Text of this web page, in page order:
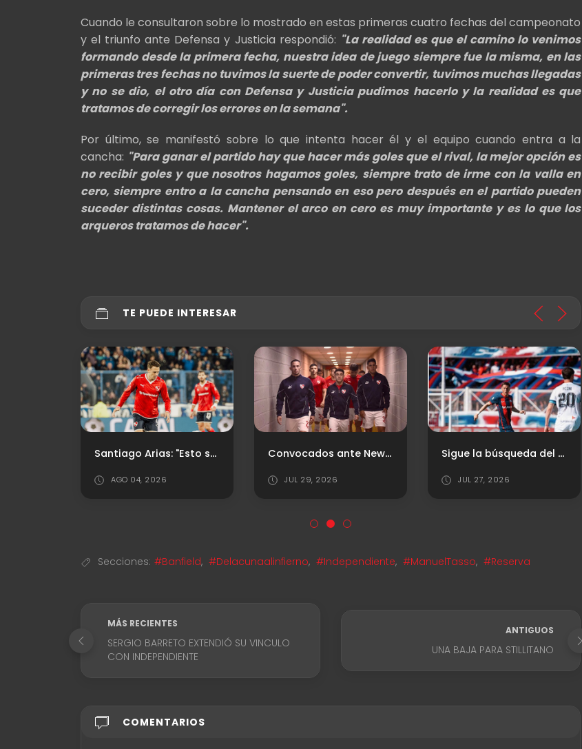
Cuando le consultaron sobre lo mostrado en estas primeras cuatro fechas del campeonato
y el triunfo ante Defensa y Justicia respondió: "La realidad es que el camino lo venimos
formando desde la primera fecha, nuestra idea de juego siempre fue la misma, en las
primeras tres fechas no tuvimos la suerte de poder convertir, tuvimos muchas llegadas
y no se dio, el otro día con Defensa y Justicia pudimos hacerlo y la realidad es que
tratamos de corregir los errores en la semana".
Por último, se manifestó sobre lo que intenta hacer él y el equipo cuando entra a la
cancha: "Para ganar el partido hay que hacer más goles que el rival, la mejor opción es
no recibir goles y que nosotros hagamos goles, siempre trato de irme con la valla en
cero, siempre entro a la cancha pensando en eso pero después en el partido pueden
suceder distintas cosas. Mantener el arco en cero es muy importante y es lo que los
arqueros tratamos de hacer".
TE PUEDE INTERESAR
Santiago Arias: "Esto se define en los detalles"
AGO 04, 2026
Convocados ante Newell’s
JUL 29, 2026
Sigue la búsqueda del "8"
JUL 27, 2026
Secciones: #Banfield, #Delacunaalinfierno, #Independiente, #ManuelTasso, #Reserva
MÁS RECIENTES
SERGIO BARRETO EXTENDIÓ SU VINCULO
CON INDEPENDIENTE
ANTIGUOS
UNA BAJA PARA STILLITANO
COMENTARIOS